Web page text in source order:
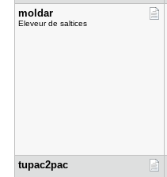
moldar
Eleveur de saltices
tupac2pac